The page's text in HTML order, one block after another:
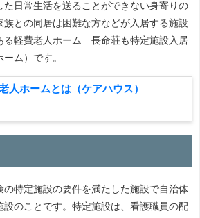
た日常生活を送ることができない身寄りの
との同居は困難な方などが入居する施設
る軽費老人ホーム 長命荘も特定施設入居
ム）です。
人ホームとは（ケアハウス）
の特定施設の要件を満たした施設で自治体
設のことです。特定施設は、看護職員の配